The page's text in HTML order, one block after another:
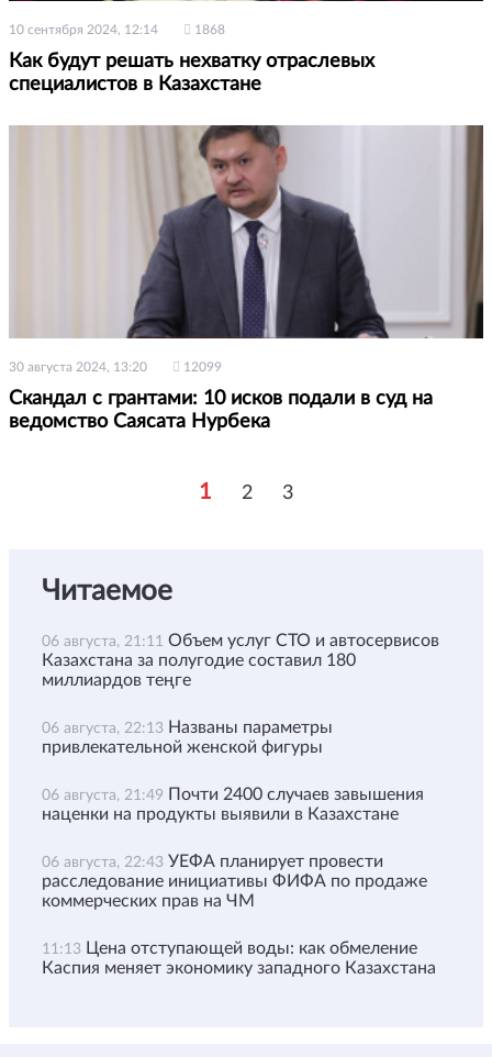
10 сентября 2024, 12:14 1868
Как будут решать нехватку отраслевых
специалистов в Казахстане
30 августа 2024, 13:20 12099
Скандал с грантами: 10 исков подали в суд на
ведомство Саясата Нурбека
1 2 3
Читаемое
06 августа, 21:11 Объем услуг СТО и автосервисов
Казахстана за полугодие составил 180
миллиардов теңге
06 августа, 22:13 Названы параметры
привлекательной женской фигуры
06 августа, 21:49 Почти 2400 случаев завышения
наценки на продукты выявили в Казахстане
06 августа, 22:43 УЕФА планирует провести
расследование инициативы ФИФА по продаже
коммерческих прав на ЧМ
11:13 Цена отступающей воды: как обмеление
Каспия меняет экономику западного Казахстана